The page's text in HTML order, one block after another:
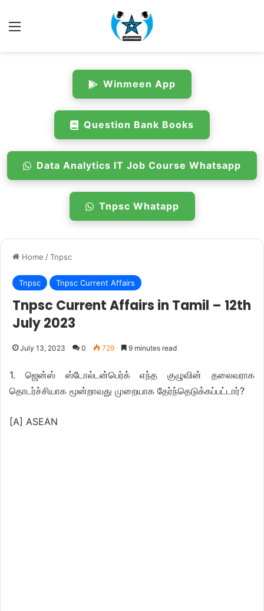
Menu
Winmeen App
Question Bank Books
Data Analytics IT Job Course Whatsapp
Tnpsc Whatapp
Home /Tnpsc
Tnpsc Tnpsc Current Affairs
Tnpsc Current Affairs in Tamil – 12th
July 2023
July 13, 2023 0 729 9 minutes read
1. ஜென்ஸ் ஸ்டோல்டன்பெர்க் எந்த குழுவின் தலைவராக
தொடர்ச்சியாக மூன்றாவது முறையாக தேர்ந்தெடுக்கப்பட்டார்?
[A] ASEAN